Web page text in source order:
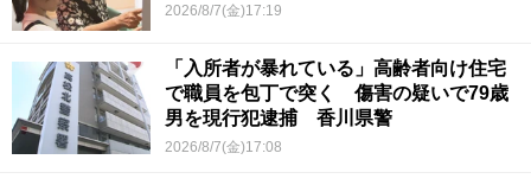
2026/8/7(金)17:19
「入所者が暴れている」高齢者向け住宅
で職員を包丁で突く 傷害の疑いで79歳
男を現行犯逮捕 香川県警
2026/8/7(金)17:08